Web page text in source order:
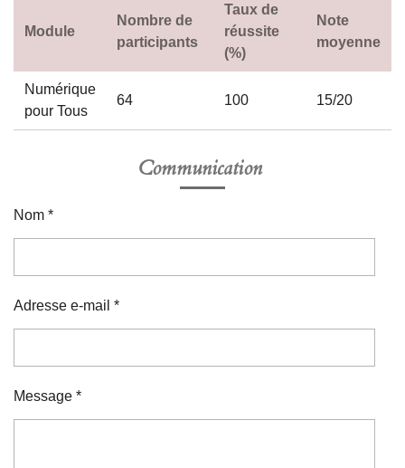
Module
Nombre de
participants
Taux de
réussite
(%)
Note
moyenne
Numérique
pour Tous
64 100 15/20
Communication
Nom *
Adresse e-mail *
Message *